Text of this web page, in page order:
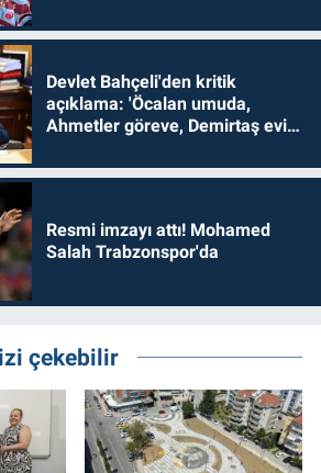
Devlet Bahçeli'den kritik
açıklama: 'Öcalan umuda,
Ahmetler göreve, Demirtaş evine
Resmi imzayı attı! Mohamed
Salah Trabzonspor'da
çekebilir